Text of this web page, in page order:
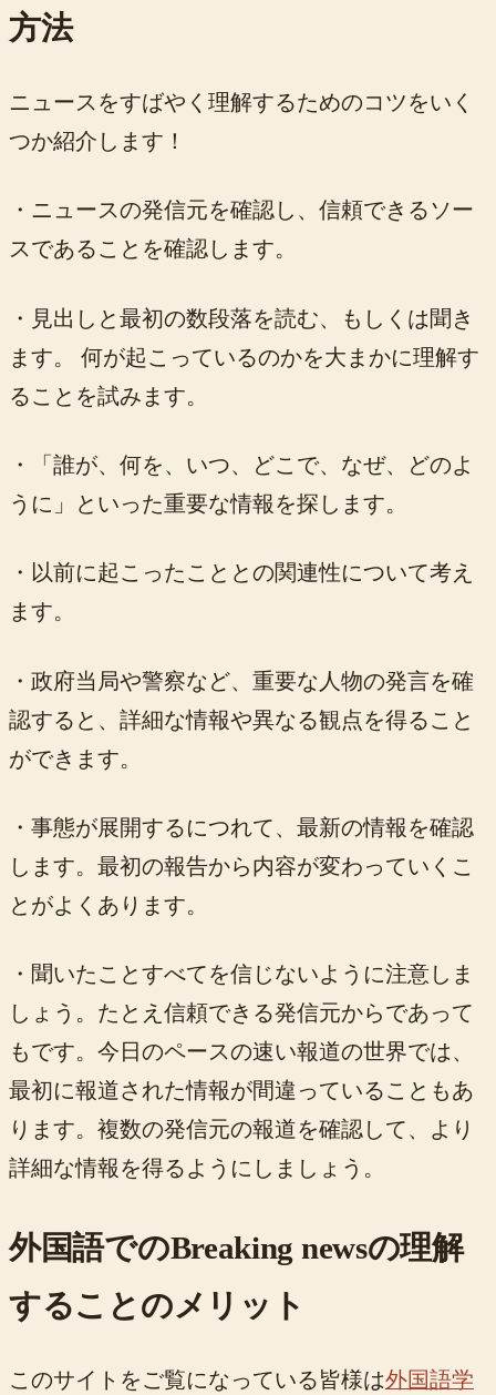
方法
ニュースをすばやく理解するためのコツをいく
つか紹介します！
・ニュースの発信元を確認し、信頼できるソー
スであることを確認します。
・見出しと最初の数段落を読む、もしくは聞き
ます。 何が起こっているのかを大まかに理解す
ることを試みます。
・「誰が、何を、いつ、どこで、なぜ、どのよ
うに」といった重要な情報を探します。
・以前に起こったこととの関連性について考え
ます。
・政府当局や警察など、重要な人物の発言を確
認すると、詳細な情報や異なる観点を得ること
ができます。
・事態が展開するにつれて、最新の情報を確認
します。最初の報告から内容が変わっていくこ
とがよくあります。
・聞いたことすべてを信じないように注意しま
しょう。たとえ信頼できる発信元からであって
もです。今日のペースの速い報道の世界では、
最初に報道された情報が間違っていることもあ
ります。複数の発信元の報道を確認して、より
詳細な情報を得るようにしましょう。
外国語でのBreaking newsの理解
することのメリット
このサイトをご覧になっている皆様は外国語学